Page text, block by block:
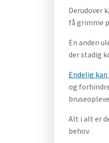
Derudover
få grimme
En anden
der stadig
Endelig
og
Alt i alt er
behov.